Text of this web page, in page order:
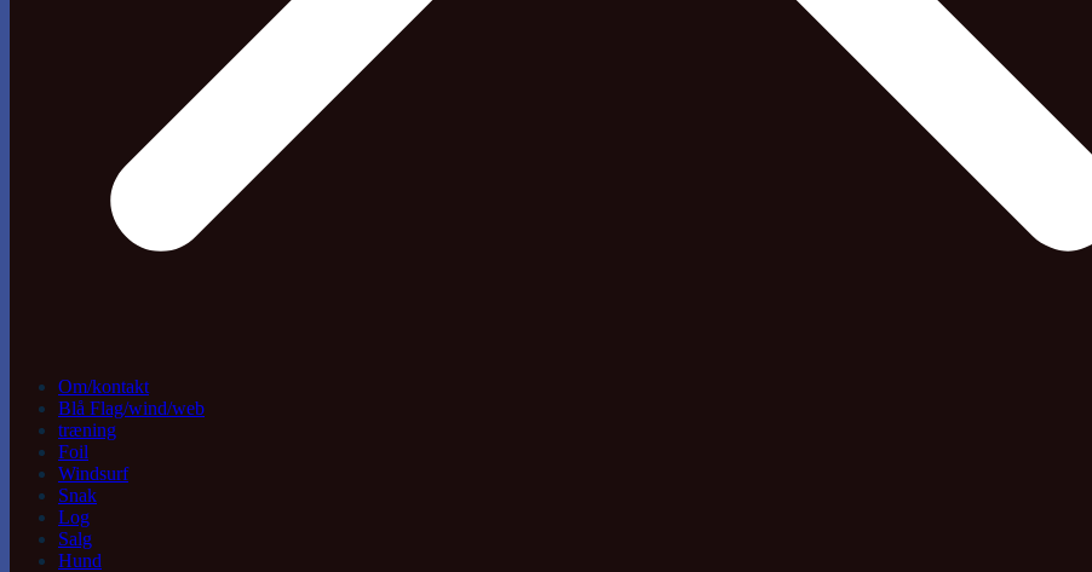
Om/kontakt
Blå Flag/wind/web
træning
Foil
Windsurf
Snak
Log
Salg
Hund